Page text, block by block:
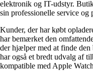
elektronik og IT-udstyr.
sin professionelle service og
Kunder, der har købt
har bemærket den
der hjælper med at finde den
har også et bredt udvalg af
kompatible med Apple